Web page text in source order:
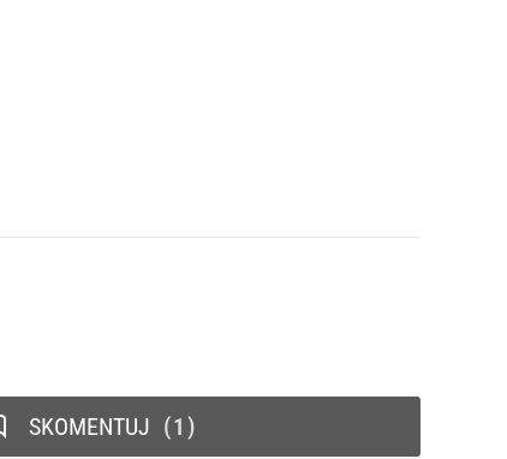
SKOMENTUJ 1